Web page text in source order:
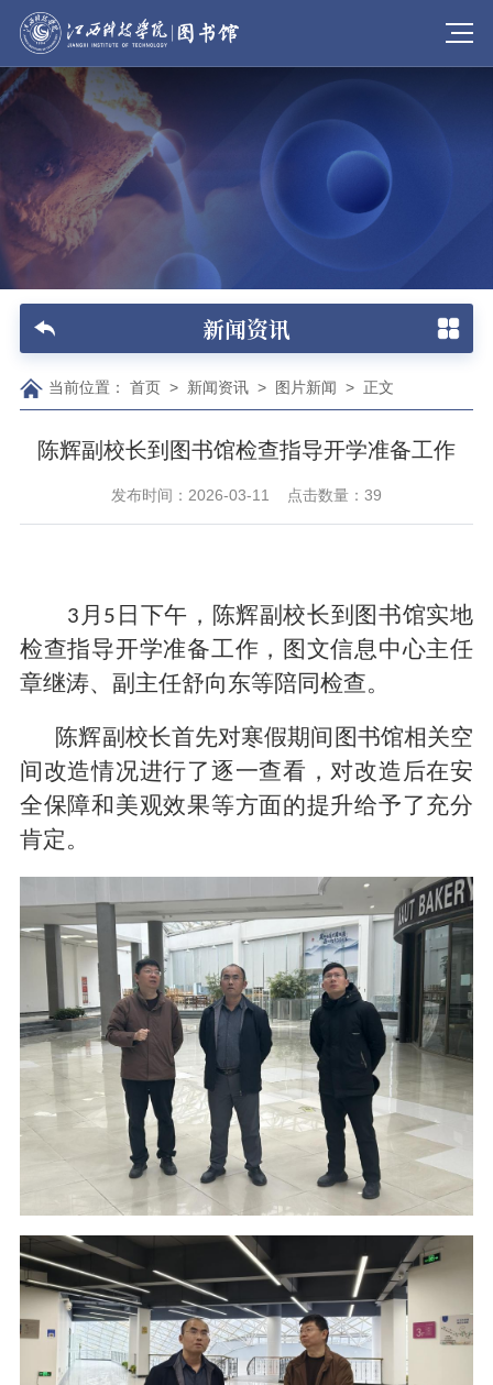
新闻资讯
当前位置： 首页> 新闻资讯> 图片新闻 > 正文
陈辉副校长到图书馆检查指导开学准备工作
发布时间：2026-03-11 点击数量： 39
3 月 5 日下午，陈辉副校长到图书馆实地
检查指导开学准备工作，图文信息中心主任
章继涛、副主任舒向东等陪同检查。
陈辉副校长首先对寒假期间图书馆相关空
间改造情况进行了逐一查看，对改造后在安
全保障和美观效果等方面的提升给予了充分
肯定。